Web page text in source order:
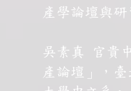
產學論壇與
吳素真 官貴
產論壇」，